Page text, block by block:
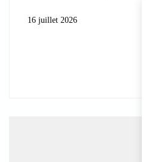
16 juillet 2026